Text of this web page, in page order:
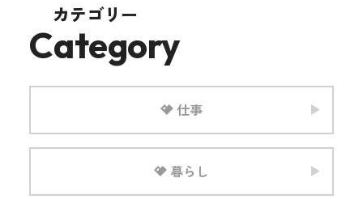
カテゴリー
Category
仕事
暮らし